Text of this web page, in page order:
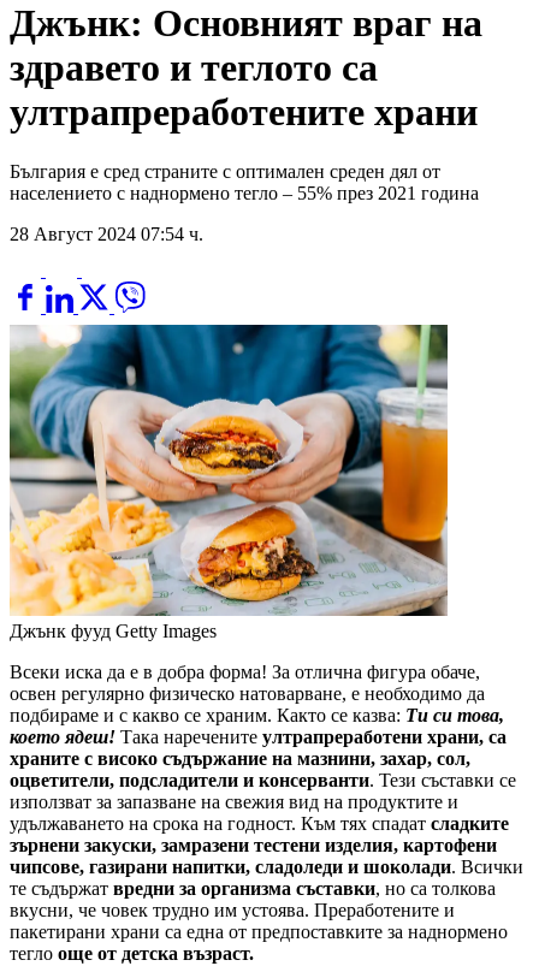
Джънк: Основният враг на
здравето и теглото са
ултрапреработените храни
България е сред страните с оптимален среден дял от
населението с наднормено тегло – 55% през 2021 година
28 Август 2024 07:54 ч.
Джънк фууд Getty Images
Всеки иска да е в добра форма! За отлична фигура обаче,
освен регулярно физическо натоварване, е необходимо да
подбираме и с какво се храним. Както се казва: Ти си това,
което ядеш! Така наречените ултрапреработени храни, са
храните с високо съдържание на мазнини, захар, сол,
оцветители, подсладители и консерванти. Тези съставки се
използват за запазване на свежия вид на продуктите и
удължаването на срока на годност. Към тях спадат сладките
зърнени закуски, замразени тестени изделия, картофени
чипсове, газирани напитки, сладоледи и шоколади. Всички
те съдържат вредни за организма съставки, но са толкова
вкусни, че човек трудно им устоява. Преработените и
пакетирани храни са една от предпоставките за наднормено
тегло още от детска възраст.